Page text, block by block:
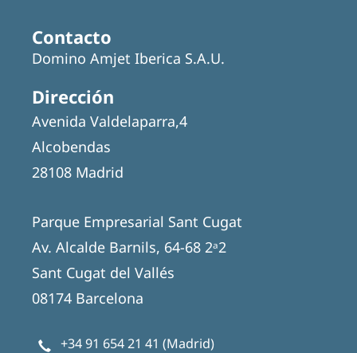
Contacto
Domino Amjet Iberica S.A.U.
Dirección
Avenida Valdelaparra,4
Alcobendas
28108 Madrid
Parque Empresarial Sant Cugat
Av. Alcalde Barnils, 64-68 2ᵃ2
Sant Cugat del Vallés
08174 Barcelona
+34 91 654 21 41 (Madrid)